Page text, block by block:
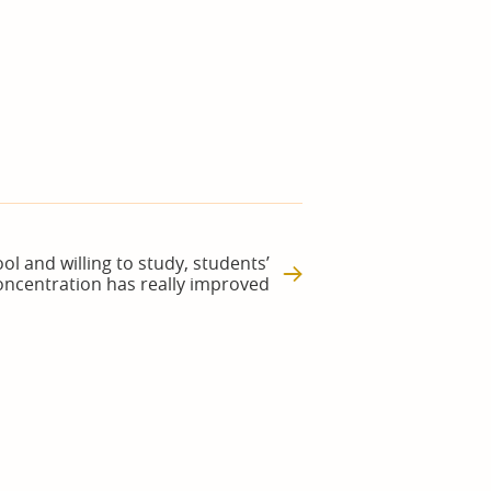
and willing to study, students’
has really improved